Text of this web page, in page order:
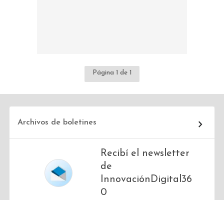
Página 1 de 1
Archivos de boletines
Recibí el newsletter
de
InnovaciónDigital36
0